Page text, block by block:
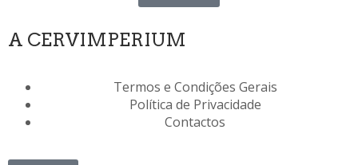
A CERVIMPERIUM
Termos e Condições Gerais
Política de Privacidade
Contactos